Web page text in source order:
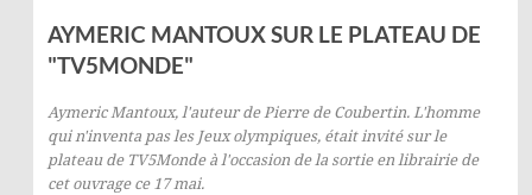
AYMERIC MANTOUX SUR LE PLATEAU DE
"TV5MONDE"
Aymeric Mantoux, l'auteur de Pierre de Coubertin. L'homme
qui n'inventa pas les Jeux olympiques, était invité sur le
plateau de TV5Mondeà l'occasion de la sortie en librairie de
cet ouvrage ce 17 mai.